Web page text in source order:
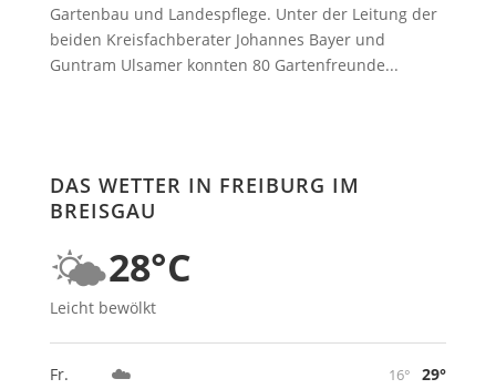
Gartenbau und Landespflege. Unter der Leitung der
beiden Kreisfachberater Johannes Bayer und
Guntram Ulsamer konnten 80 Gartenfreunde...
DAS WETTER IN FREIBURG IM
BREISGAU
🌤️28°C
Leicht bewölkt
Fr. ☁️ 16°
29°